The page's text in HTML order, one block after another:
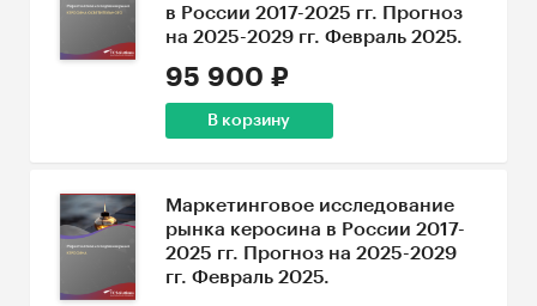
в России 2017-2025 гг. Прогноз
на 2025-2029 гг. Февраль 2025.
95 900 ₽
В корзину
Маркетинговое исследование
рынка керосина в России 2017-
2025 гг. Прогноз на 2025-2029
гг. Февраль 2025.